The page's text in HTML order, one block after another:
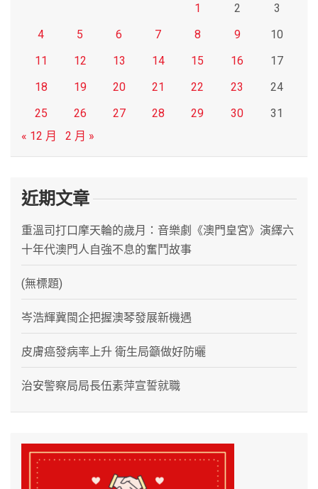
1
2
3
4
5 6 7 8 9
10
11
12 13 14 15 16
17
18
19 20 21 22 23
24
25
26 27 28 29 30
31
« 12 月
2 月 »
近期文章
重溫司打口摩天輪的歲月：音樂劇《澳門皇宮》演繹六
十年代澳門人自強不息的奮鬥故事
(無標題)
岑浩輝冀閩企把握澳琴發展新機遇
皮膚癌發病率上升 衛生局籲做好防曬
治安警察局局長伍素萍宣誓就職